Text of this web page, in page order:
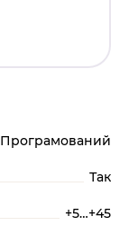
Програмований
Так
+5…+45